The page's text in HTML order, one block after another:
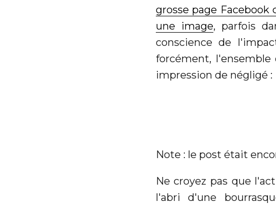
grosse page Facebook
une image, parfois
conscience de
forcément,
impression de négligé :
Note : le post était
Ne croyez pas que
l'abri d'une